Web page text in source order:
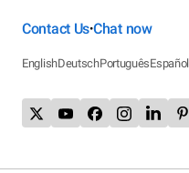
Contact Us•Chat now
EnglishDeutschPortuguêsEspañol